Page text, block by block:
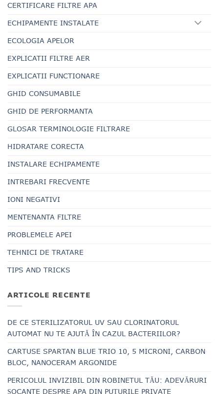
CERTIFICARE FILTRE APA
ECHIPAMENTE INSTALATE
ECOLOGIA APELOR
EXPLICATII FILTRE AER
EXPLICATII FUNCTIONARE
GHID CONSUMABILE
GHID DE PERFORMANTA
GLOSAR TERMINOLOGIE FILTRARE
HIDRATARE CORECTA
INSTALARE ECHIPAMENTE
INTREBARI FRECVENTE
IONI NEGATIVI
MENTENANTA FILTRE
PROBLEMELE APEI
TEHNICI DE TRATARE
TIPS AND TRICKS
ARTICOLE RECENTE
DE CE STERILIZATORUL UV SAU CLORINATORUL
AUTOMAT NU TE AJUTĂ ÎN CAZUL BACTERIILOR?
CARTUSE SPARTAN BLUE TRIO 10, 5 MICRONI, CARBON
BLOC, NANOCERAM ARGONIDE
PERICOLUL INVIZIBIL DIN ROBINETUL TĂU: ADEVĂRURI
ȘOCANTE DESPRE APA DIN PUȚURILE PRIVATE